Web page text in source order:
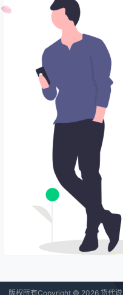
版权所有Copyright © 2026货代说